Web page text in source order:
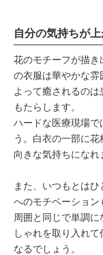
自分の気持ちが上
花のモチーフが描
の衣服は華やかな雰
よって癒されるの
もたらします。
ハードな医療現場で
う。白衣の一部に
向きな気持ちになれ
また、いつもとは
へのモチベーション
周囲と同じで単調
しゃれを取り入れ
なるでしょう。